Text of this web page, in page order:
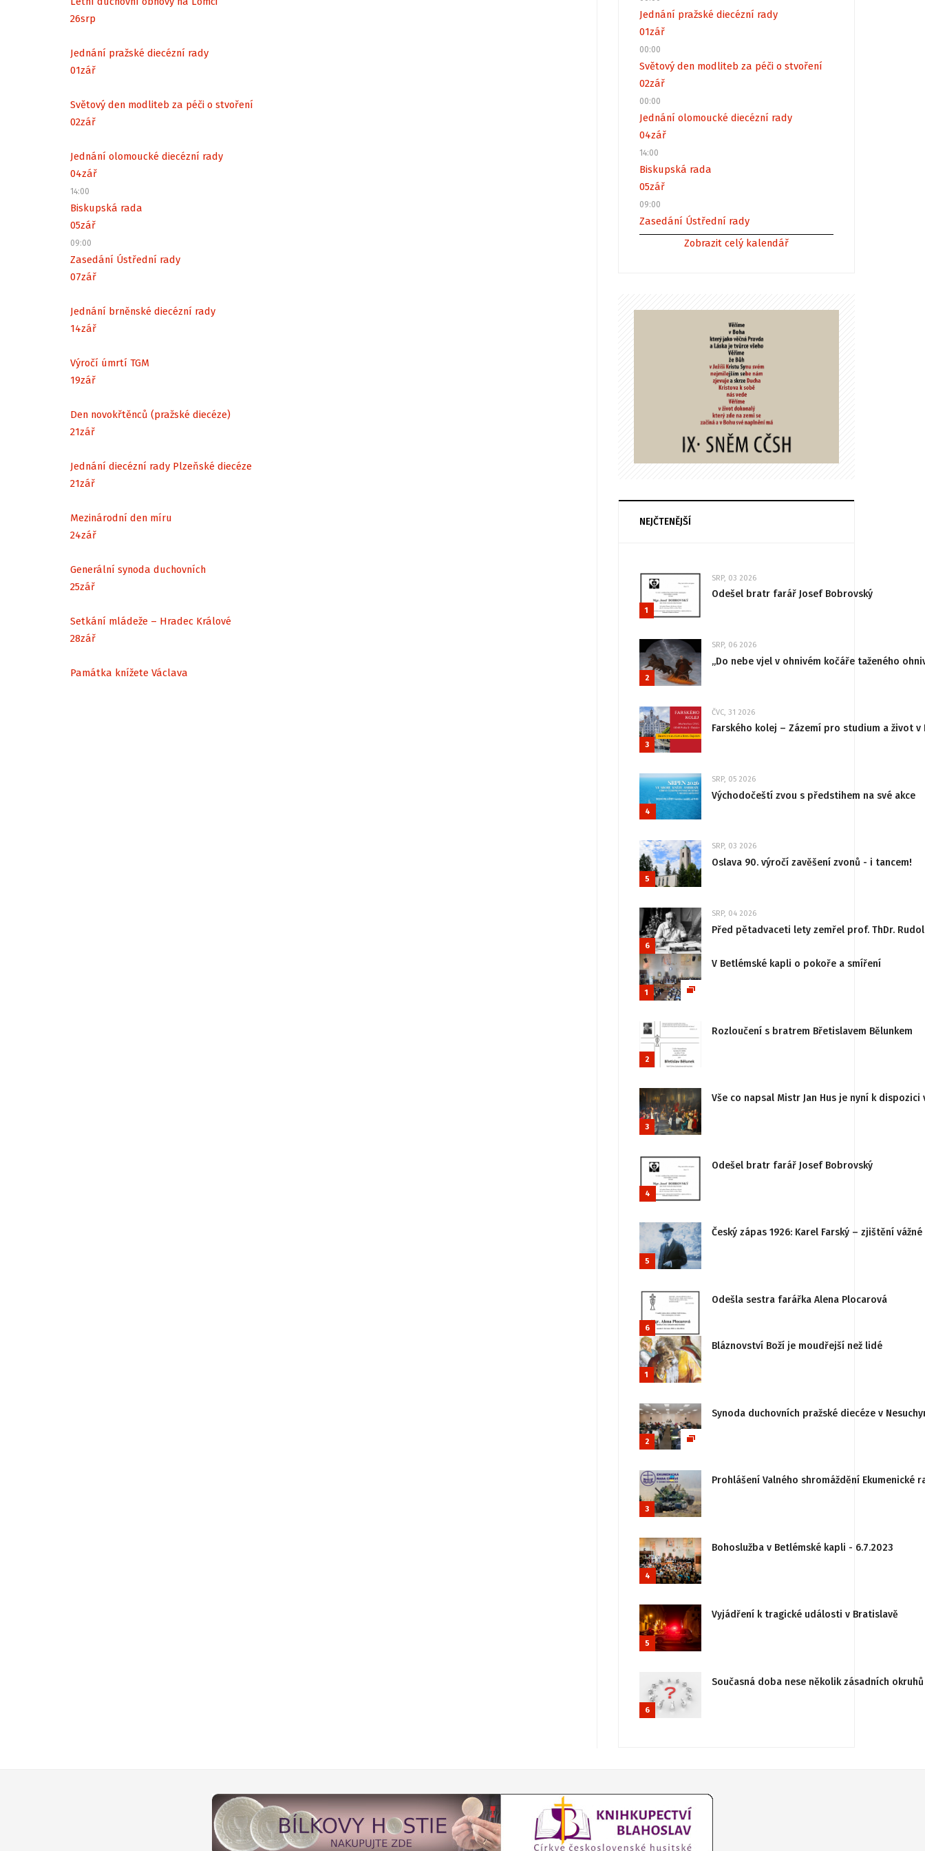
26srp
Jednání pražské diecézní rady
01zář
Světový den modliteb za péči o stvoření
02zář
Jednání olomoucké diecézní rady
04zář
14:00
Biskupská rada
05zář
09:00
Zasedání Ústřední rady
07zář
Jednání brněnské diecézní rady
14zář
Výročí úmrtí TGM
19zář
Den novokřtěnců (pražské diecéze)
21zář
Jednání diecézní rady Plzeňské diecéze
21zář
Mezinárodní den míru
24zář
Generální synoda duchovních
25zář
Setkání mládeže – Hradec Králové
28zář
Památka knížete Václava
Jednání pražské diecézní rady
01zář
00:00
Světový den modliteb za péči o stvoření
02zář
00:00
Jednání olomoucké diecézní rady
04zář
14:00
Biskupská rada
05zář
09:00
Zasedání Ústřední rady
Zobrazit celý kalendář
NEJČTENĚJŠÍ
1
SRP, 03 2026
Odešel bratr farář Josef Bobrovský
2
SRP, 06 2026
„Do nebe vjel v ohnivém kočáře taženého
3
ČVC, 31 2026
Farského kolej – Zázemí pro studium a život v
4
SRP, 05 2026
Východočeští zvou s předstihem na své akce
5
SRP, 03 2026
Oslava 90. výročí zavěšení zvonů - i tancem!
6
SRP, 04 2026
Před pětadvaceti lety zemřel prof. ThDr.
1
V Betlémské kapli o pokoře a smíření
2
Rozloučení s bratrem Břetislavem Bělunkem
3
Vše co napsal Mistr Jan Hus je nyní k
4
Odešel bratr farář Josef Bobrovský
5
Český zápas 1926: Karel Farský – zjištění
6
Odešla sestra farářka Alena Plocarová
1
Bláznovství Boží je moudřejší než lidé
2
Synoda duchovních pražské diecéze v
3
Prohlášení Valného shromáždění
4
Bohoslužba v Betlémské kapli - 6.7.2023
5
Vyjádření k tragické události v Bratislavě
6
Současná doba nese několik zásadních